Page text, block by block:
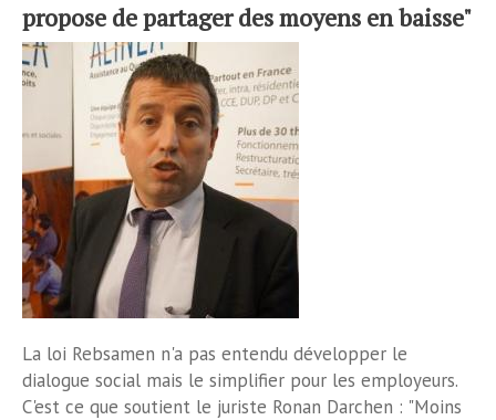
propose de partager des moyens en baisse"
La loi Rebsamen n'a pas entendu développer le
dialogue social mais le simplifier pour les employeurs.
C'est ce que soutient le juriste Ronan Darchen : "Moins